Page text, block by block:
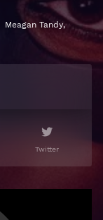
Meagan Tandy,
Twitter